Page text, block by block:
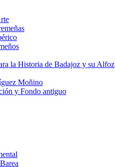
la Historia de Badajoz y su Alfoz
Moñino
y Fondo antiguo